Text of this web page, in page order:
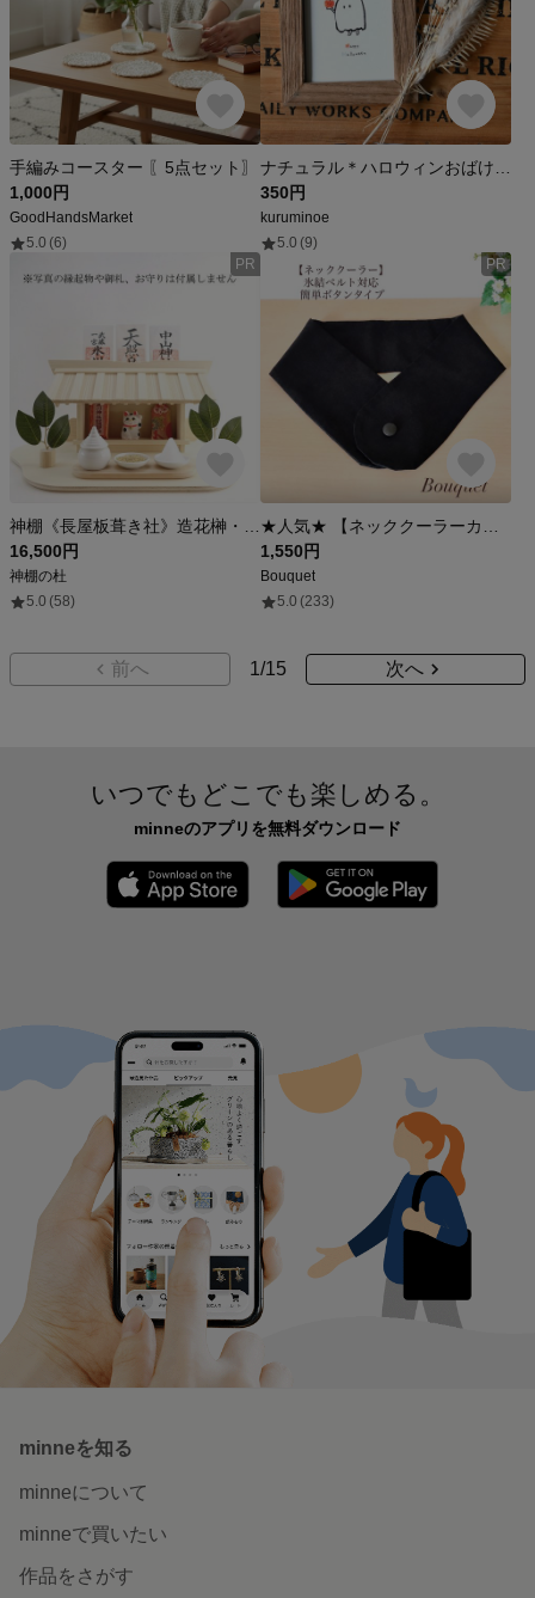
手編みコースター 〖5点セット〗
1,000円
GoodHandsMarket
5.0 (6)
350円
kuruminoe
5.0 (9)
PR
16,500円
神棚の杜
5.0 (58)
PR
1,550円
Bouquet
5.0 (233)
前へ 1/15 次へ
いつでもどこでも楽しめる。
minneのアプリを無料ダウンロード
minneを知る
minneについて
minneで買いたい
作品をさがす